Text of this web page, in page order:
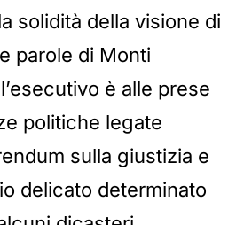
solidità della visione di
parole di Monti
è alle prese
politiche legate
sulla giustizia e
delicato determinato